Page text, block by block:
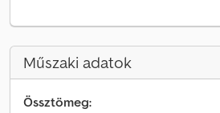
Műszaki adatok
Össztömeg: